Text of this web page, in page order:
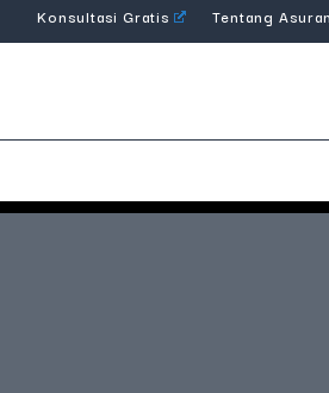
Konsultasi Gratis Tentang